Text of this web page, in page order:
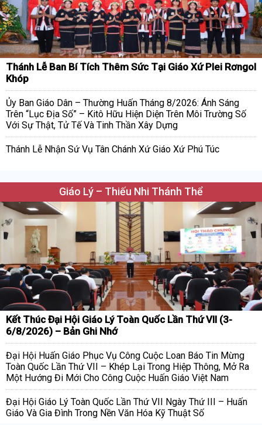
Thánh Lễ Ban Bí Tích Thêm Sức Tại Giáo Xứ Plei Rơngol
Khóp
Ủy Ban Giáo Dân – Thường Huấn Tháng 8/2026: Ánh Sáng
Trên “Lục Địa Số” – Kitô Hữu Hiện Diện Trên Môi Trường Số
Với Sự Thật, Tử Tế Và Tinh Thần Xây Dựng
Thánh Lễ Nhận Sứ Vụ Tân Chánh Xứ Giáo Xứ Phú Túc
Giáo Lý – Thiếu Nhi Thánh Thể
Kết Thúc Đại Hội Giáo Lý Toàn Quốc Lần Thứ VII (3-
6/8/2026) – Bản Ghi Nhớ
Đại Hội Huấn Giáo Phục Vụ Công Cuộc Loan Báo Tin Mừng
Toàn Quốc Lần Thứ VII – Khép Lại Trong Hiệp Thông, Mở Ra
Một Hướng Đi Mới Cho Công Cuộc Huấn Giáo Việt Nam
Đại Hội Giáo Lý Toàn Quốc Lần Thứ VII Ngày Thứ III – Huấn
Giáo Và Gia Đình Trong Nền Văn Hóa Kỹ Thuật Số